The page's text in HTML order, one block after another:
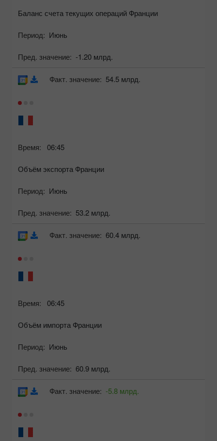
Баланс счета текущих операций Франции
Период: Июнь
Пред. значение: -1.20 млрд.
Время: 06:45
Объём экспорта Франции
Период: Июнь
Пред. значение: 53.2 млрд.
Факт. значение: 54.5 млрд.
Время: 06:45
Объём импорта Франции
Период: Июнь
Пред. значение: 60.9 млрд.
Факт. значение: 60.4 млрд.
Факт. значение: -5.8 млрд.